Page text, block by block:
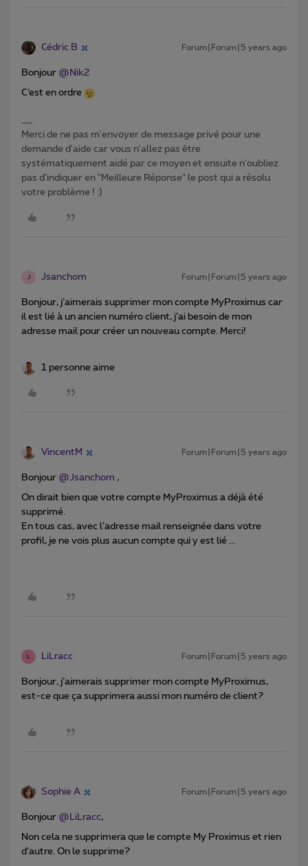
Cédric B Forum|Forum|5 years ago
Bonjour @Nik2
C’est en ordre
Merci de ne pas m'envoyer de message privé pour une
demande d'aide car vous n'allez pas être
systématiquement aidé par ce moyen et ensuite n'oubliez
pas d'indiquer en "Meilleure Réponse" le post qui a résolu
votre problème ! :)
J Jsanchom Forum|Forum|5 years ago
Bonjour, j’aimerais supprimer mon compte MyProximus car
il est lié à un ancien numéro client, j’ai besoin de mon
adresse mail pour créer un nouveau compte. Merci!
1 personne aime
VincentM Forum|Forum|5 years ago
Bonjour @Jsanchom ,
On dirait bien que votre compte MyProximus a déjà été
supprimé.
En tous cas, avec l’adresse mail renseignée dans votre
profil, je ne vois plus aucun compte qui y est lié ...
L LiLracc Forum|Forum|5 years ago
Bonjour, j’aimerais supprimer mon compte MyProximus,
est-ce que ça supprimera aussi mon numéro de client?
Sophie A Forum|Forum|5 years ago
Bonjour @LiLracc,
Non cela ne supprimera que le compte My Proximus et rien
d’autre. On le supprime?